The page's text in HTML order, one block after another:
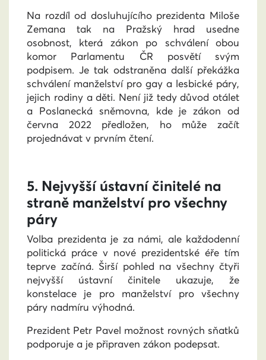
Na rozdíl od dosluhujícího prezidenta Miloše
Zemana tak na Pražský hrad usedne
osobnost, která zákon po schválení obou
komor Parlamentu ČR posvětí svým
podpisem. Je tak odstraněna další překážka
schválení manželství pro gay a lesbické páry,
jejich rodiny a děti. Není již tedy důvod otálet
a Poslanecká sněmovna, kde je zákon od
června 2022 předložen, ho může začít
projednávat v prvním čtení.
5. Nejvyšší ústavní činitelé na
straně manželství pro všechny
páry
Volba prezidenta je za námi, ale každodenní
politická práce v nové prezidentské éře tím
teprve začíná. Širší pohled na všechny čtyři
nejvyšší ústavní činitele ukazuje, že
konstelace je pro manželství pro všechny
páry nadmíru výhodná.
Prezident Petr Pavel možnost rovných sňatků
podporuje a je připraven zákon podepsat.